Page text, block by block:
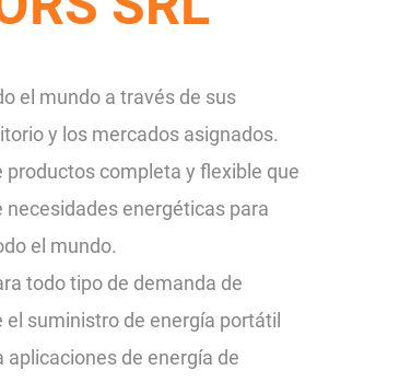
el mundo a través de sus
y los mercados asignados.
completa y flexible que
energéticas para
el mundo.
todo tipo de demanda de
suministro de energía portátil
de energía de